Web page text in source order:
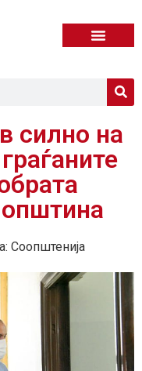
силно на
општина
Соопштенија